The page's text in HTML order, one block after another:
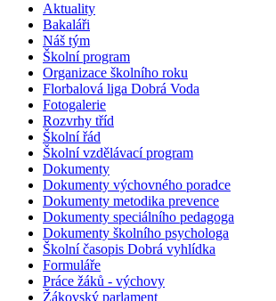
Aktuality
Bakaláři
Náš tým
Školní program
Organizace školního roku
Florbalová liga Dobrá Voda
Fotogalerie
Rozvrhy tříd
Školní řád
Školní vzdělávací program
Dokumenty
Dokumenty výchovného poradce
Dokumenty metodika prevence
Dokumenty speciálního pedagoga
Dokumenty školního psychologa
Školní časopis Dobrá vyhlídka
Formuláře
Práce žáků - výchovy
Žákovský parlament